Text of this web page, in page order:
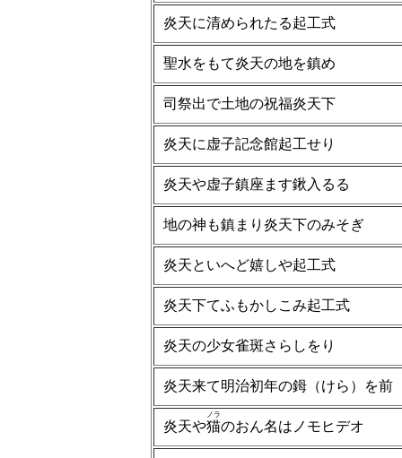
炎天に清められたる起工式
聖水をもて炎天の地を鎮め
司祭出で土地の祝福炎天下
炎天に虚子記念館起工せり
炎天や虚子鎮座ます鍬入るる
地の神も鎮まり炎天下のみそぎ
炎天といへど嬉しや起工式
炎天下てふもかしこみ起工式
炎天の少女雀斑さらしをり
炎天来て明治初年の鉧（けら）を前
炎天や猫
ノラ
のおん名はノモヒデオ